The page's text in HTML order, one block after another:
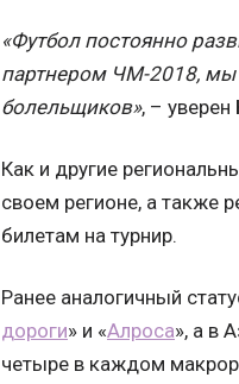
«Футбол постоянно
партнером ЧМ-2018,
болельщиков», – уверен
Как и другие
своем регионе, а также
билетам на турнир.
Ранее аналогичный
дороги» и «Алроса», а в
четыре в каждом